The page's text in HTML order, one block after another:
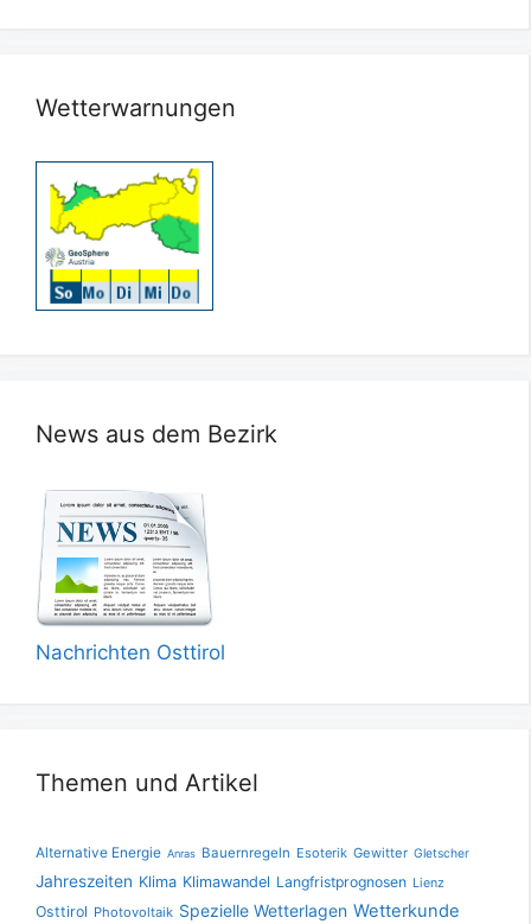
Wetterwarnungen
News aus dem Bezirk
Nachrichten Osttirol
Themen und Artikel
Alternative Energie Anras Bauernregeln Esoterik Gewitter Gletscher
Jahreszeiten Klima Klimawandel Langfristprognosen Lienz
Osttirol Photovoltaik Spezielle Wetterlagen Wetterkunde